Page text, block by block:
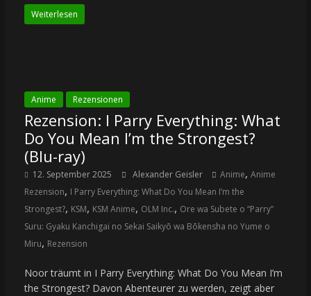
Weiterlesen
Anime Rezensionen
Rezension: I Parry Everything: What
Do You Mean I’m the Strongest?
(Blu-ray)
12. September 2025 Alexander Geisler Anime, Anime
Rezension, I Parry Everything: What Do You Mean I’m the
Strongest?, KSM, KSM Anime, OLM Inc., Ore wa Subete o “Parry”
Suru: Gyaku Kanchigai no Sekai Saikyō wa Bōkensha no Yume o
Miru, Rezension
Noor träumt in I Parry Everything: What Do You Mean I’m
the Strongest? Davon Abenteurer zu werden, zeigt aber